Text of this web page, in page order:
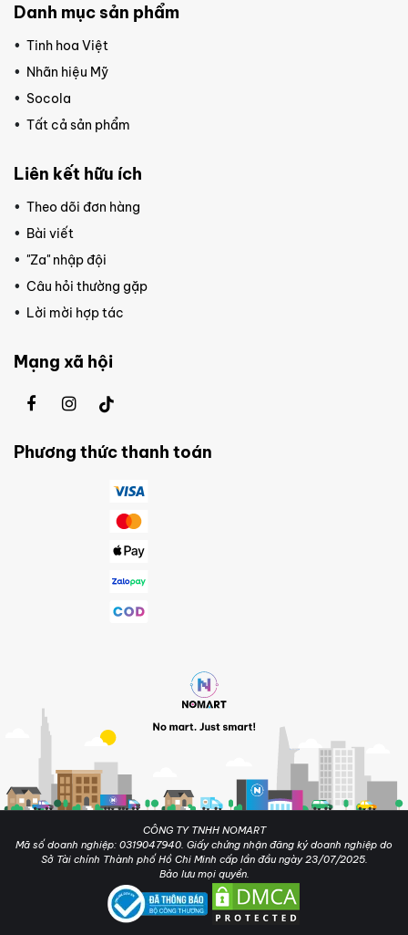
Danh mục sản phẩm
Tinh hoa Việt
Nhãn hiệu Mỹ
Socola
Tất cả sản phẩm
Liên kết hữu ích
Theo dõi đơn hàng
Bài viết
"Za" nhập đội
Câu hỏi thường gặp
Lời mời hợp tác
Mạng xã hội
Phương thức thanh toán
CÔNG TY TNHH NOMART
Mã số doanh nghiệp: 0319047940. Giấy chứng nhận đăng ký doanh nghiệp do
Sở Tài chính Thành phố Hồ Chi Minh cấp lần đầu ngày 23/07/2025.
Bảo lưu mọi quyền.